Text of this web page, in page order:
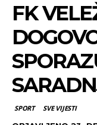
FK
SPORT SVE VIJESTI